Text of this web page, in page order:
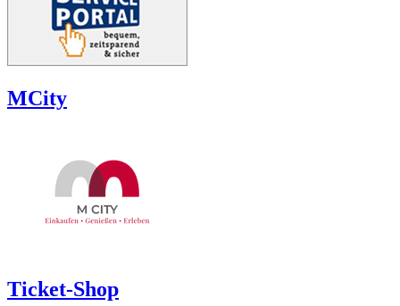
MCity
Ticket-Shop